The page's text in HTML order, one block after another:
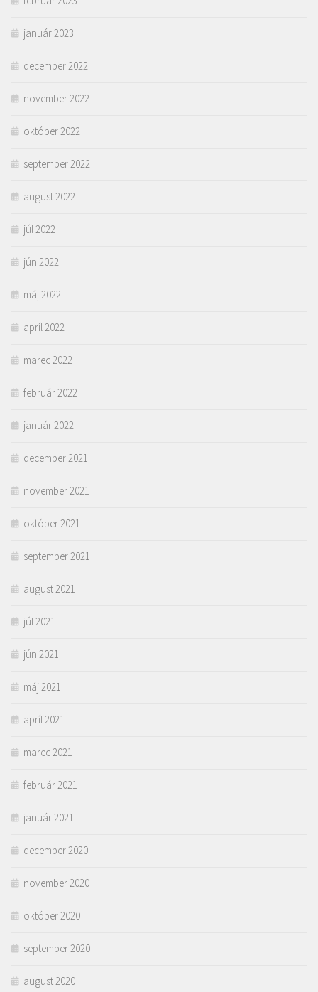
január 2023
december 2022
november 2022
október 2022
september 2022
august 2022
júl 2022
jún 2022
máj 2022
apríl 2022
marec 2022
február 2022
január 2022
december 2021
november 2021
október 2021
september 2021
august 2021
júl 2021
jún 2021
máj 2021
apríl 2021
marec 2021
február 2021
január 2021
december 2020
november 2020
október 2020
september 2020
august 2020